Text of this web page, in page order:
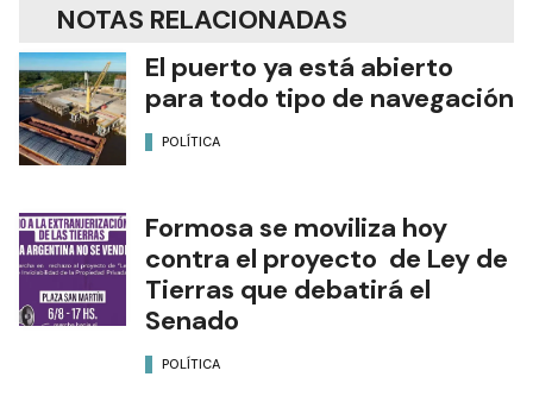
NOTAS RELACIONADAS
El puerto ya está abierto
para todo tipo de navegación
POLÍTICA
Formosa se moviliza hoy
contra el proyecto de Ley de
Tierras que debatirá el
Senado
POLÍTICA